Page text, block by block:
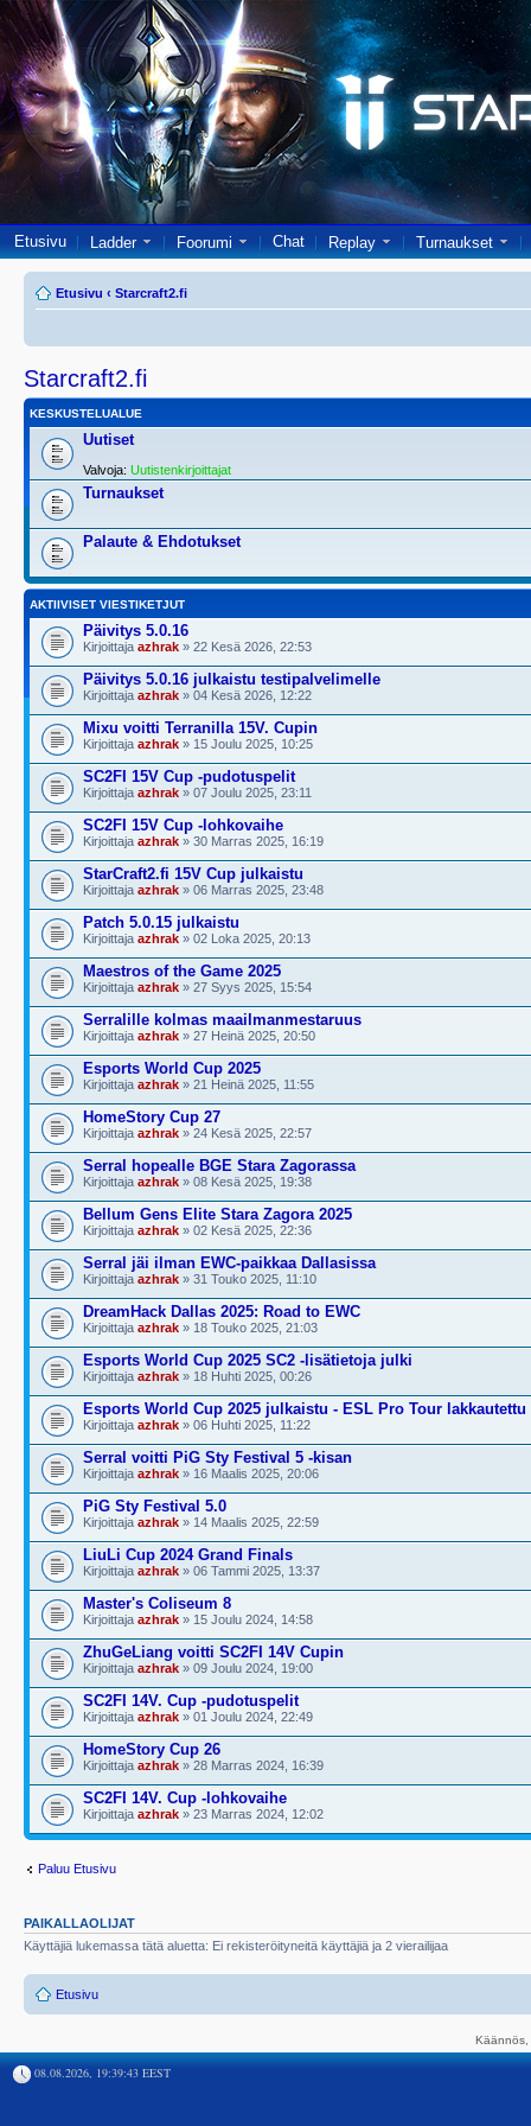
Etusivu Ladder Foorumi Chat Replay Turnaukset
Etusivu ‹ Starcraft2.fi
Starcraft2.fi
KESKUSTELUALUE
Uutiset
Valvoja: Uutistenkirjoittajat
Turnaukset
Palaute & Ehdotukset
AKTIIVISET VIESTIKETJUT
Päivitys 5.0.16
Kirjoittaja azhrak » 22 Kesä 2026, 22:53
Päivitys 5.0.16 julkaistu testipalvelimelle
Kirjoittaja azhrak » 04 Kesä 2026, 12:22
Mixu voitti Terranilla 15V. Cupin
Kirjoittaja azhrak » 15 Joulu 2025, 10:25
SC2FI 15V Cup -pudotuspelit
Kirjoittaja azhrak » 07 Joulu 2025, 23:11
SC2FI 15V Cup -lohkovaihe
Kirjoittaja azhrak » 30 Marras 2025, 16:19
StarCraft2.fi 15V Cup julkaistu
Kirjoittaja azhrak » 06 Marras 2025, 23:48
Patch 5.0.15 julkaistu
Kirjoittaja azhrak » 02 Loka 2025, 20:13
Maestros of the Game 2025
Kirjoittaja azhrak » 27 Syys 2025, 15:54
Serralille kolmas maailmanmestaruus
Kirjoittaja azhrak » 27 Heinä 2025, 20:50
Esports World Cup 2025
Kirjoittaja azhrak » 21 Heinä 2025, 11:55
HomeStory Cup 27
Kirjoittaja azhrak » 24 Kesä 2025, 22:57
Serral hopealle BGE Stara Zagorassa
Kirjoittaja azhrak » 08 Kesä 2025, 19:38
Bellum Gens Elite Stara Zagora 2025
Kirjoittaja azhrak » 02 Kesä 2025, 22:36
Serral jäi ilman EWC-paikkaa Dallasissa
Kirjoittaja azhrak » 31 Touko 2025, 11:10
DreamHack Dallas 2025: Road to EWC
Kirjoittaja azhrak » 18 Touko 2025, 21:03
Esports World Cup 2025 SC2 -lisätietoja julki
Kirjoittaja azhrak » 18 Huhti 2025, 00:26
Esports World Cup 2025 julkaistu - ESL Pro Tour lakkautettu
Kirjoittaja azhrak » 06 Huhti 2025, 11:22
Serral voitti PiG Sty Festival 5 -kisan
Kirjoittaja azhrak » 16 Maalis 2025, 20:06
PiG Sty Festival 5.0
Kirjoittaja azhrak » 14 Maalis 2025, 22:59
LiuLi Cup 2024 Grand Finals
Kirjoittaja azhrak » 06 Tammi 2025, 13:37
Master's Coliseum 8
Kirjoittaja azhrak » 15 Joulu 2024, 14:58
ZhuGeLiang voitti SC2FI 14V Cupin
Kirjoittaja azhrak » 09 Joulu 2024, 19:00
SC2FI 14V. Cup -pudotuspelit
Kirjoittaja azhrak » 01 Joulu 2024, 22:49
HomeStory Cup 26
Kirjoittaja azhrak » 28 Marras 2024, 16:39
SC2FI 14V. Cup -lohkovaihe
Kirjoittaja azhrak » 23 Marras 2024, 12:02
Paluu Etusivu
PAIKALLAOLIJAT
Käyttäjiä lukemassa tätä aluetta: Ei rekisteröityneitä käyttäjiä ja 2 vierailijaa
Etusivu
08.08.2026, 19:39:43 EEST